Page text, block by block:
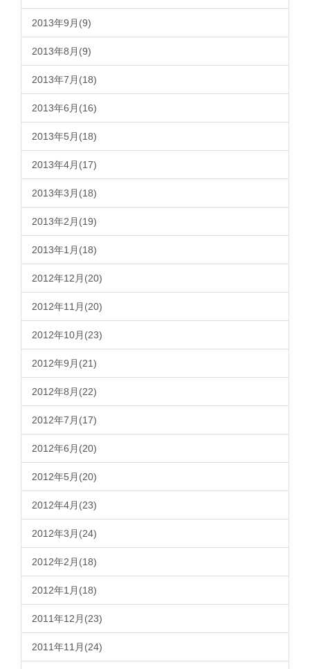
2013年9月(9)
2013年8月(9)
2013年7月(18)
2013年6月(16)
2013年5月(18)
2013年4月(17)
2013年3月(18)
2013年2月(19)
2013年1月(18)
2012年12月(20)
2012年11月(20)
2012年10月(23)
2012年9月(21)
2012年8月(22)
2012年7月(17)
2012年6月(20)
2012年5月(20)
2012年4月(23)
2012年3月(24)
2012年2月(18)
2012年1月(18)
2011年12月(23)
2011年11月(24)